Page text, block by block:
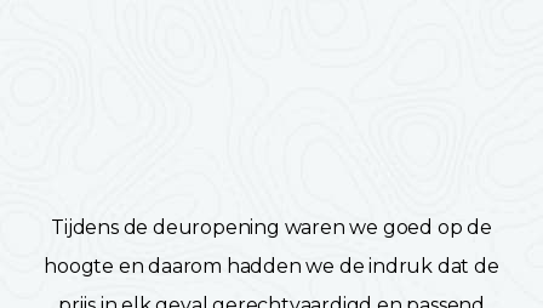
Tijdens de deuropening waren we goed op de
hoogte en daarom hadden we de indruk dat de